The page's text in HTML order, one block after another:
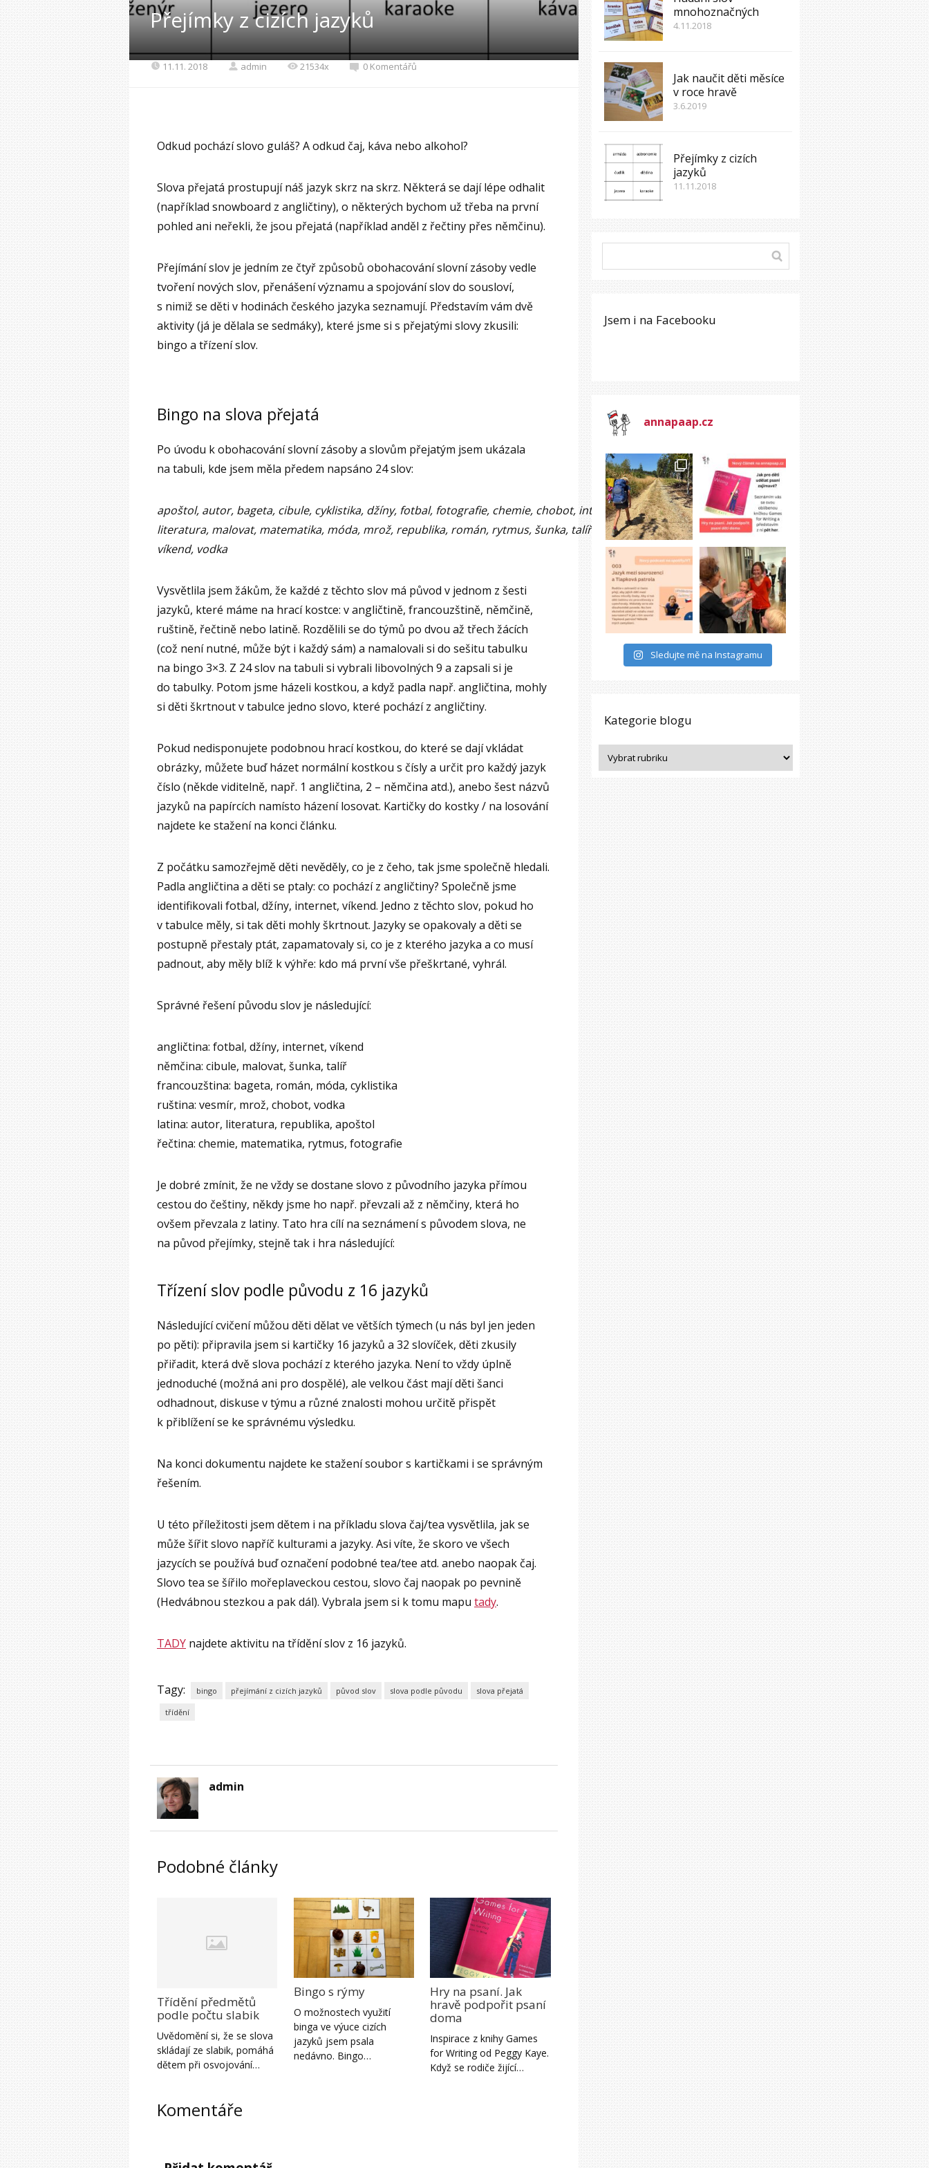
Přejímky z cizích jazyků
11.11. 2018 admin 21534x 0 Komentářů
Odkud pochází slovo guláš? A odkud čaj, káva nebo alkohol?
Slova přejatá prostupují náš jazyk skrz na skrz. Některá se dají lépe odhalit
(například snowboard z angličtiny), o některých bychom už třeba na první
pohled ani neřekli, že jsou přejatá (například anděl z řečtiny přes němčinu).
Přejímání slov je jedním ze čtyř způsobů obohacování slovní zásoby vedle
tvoření nových slov, přenášení významu a spojování slov do sousloví,
s nimiž se děti v hodinách českého jazyka seznamují. Představím vám dvě
aktivity (já je dělala se sedmáky), které jsme si s přejatými slovy zkusili:
bingo a třízení slov.
Bingo na slova přejatá
Po úvodu k obohacování slovní zásoby a slovům přejatým jsem ukázala
na tabuli, kde jsem měla předem napsáno 24 slov:
apoštol, autor, bageta, cibule, cyklistika, džíny, fotbal, fotografie, chemie, chobot, internet,
literatura, malovat, matematika, móda, mrož, republika, román, rytmus, šunka, talíř, vesmír,
víkend, vodka
Vysvětlila jsem žákům, že každé z těchto slov má původ v jednom z šesti
jazyků, které máme na hrací kostce: v angličtině, francouzštině, němčině,
ruštině, řečtině nebo latině. Rozdělili se do týmů po dvou až třech žácích
(což není nutné, může být i každý sám) a namalovali si do sešitu tabulku
na bingo 3×3. Z 24 slov na tabuli si vybrali libovolných 9 a zapsali si je
do tabulky. Potom jsme házeli kostkou, a když padla např. angličtina, mohly
si děti škrtnout v tabulce jedno slovo, které pochází z angličtiny.
Pokud nedisponujete podobnou hrací kostkou, do které se dají vkládat
obrázky, můžete buď házet normální kostkou s čísly a určit pro každý jazyk
číslo (někde viditelně, např. 1 angličtina, 2 – němčina atd.), anebo šest názvů
jazyků na papírcích namísto házení losovat. Kartičky do kostky / na losování
najdete ke stažení na konci článku.
Z počátku samozřejmě děti nevěděly, co je z čeho, tak jsme společně hledali.
Padla angličtina a děti se ptaly: co pochází z angličtiny? Společně jsme
identifikovali fotbal, džíny, internet, víkend. Jedno z těchto slov, pokud ho
v tabulce měly, si tak děti mohly škrtnout. Jazyky se opakovaly a děti se
postupně přestaly ptát, zapamatovaly si, co je z kterého jazyka a co musí
padnout, aby měly blíž k výhře: kdo má první vše přeškrtané, vyhrál.
Správné řešení původu slov je následující:
angličtina: fotbal, džíny, internet, víkend
němčina: cibule, malovat, šunka, talíř
francouzština: bageta, román, móda, cyklistika
ruština: vesmír, mrož, chobot, vodka
latina: autor, literatura, republika, apoštol
řečtina: chemie, matematika, rytmus, fotografie
Je dobré zmínit, že ne vždy se dostane slovo z původního jazyka přímou
cestou do češtiny, někdy jsme ho např. převzali až z němčiny, která ho
ovšem převzala z latiny. Tato hra cílí na seznámení s původem slova, ne
na původ přejímky, stejně tak i hra následující:
Třízení slov podle původu z 16 jazyků
Následující cvičení můžou děti dělat ve větších týmech (u nás byl jen jeden
po pěti): připravila jsem si kartičky 16 jazyků a 32 slovíček, děti zkusily
přiřadit, která dvě slova pochází z kterého jazyka. Není to vždy úplně
jednoduché (možná ani pro dospělé), ale velkou část mají děti šanci
odhadnout, diskuse v týmu a různé znalosti mohou určitě přispět
k přiblížení se ke správnému výsledku.
Na konci dokumentu najdete ke stažení soubor s kartičkami i se správným
řešením.
U této příležitosti jsem dětem i na příkladu slova čaj/tea vysvětlila, jak se
může šířit slovo napříč kulturami a jazyky. Asi víte, že skoro ve všech
jazycích se používá buď označení podobné tea/tee atd. anebo naopak čaj.
Slovo tea se šířilo mořeplaveckou cestou, slovo čaj naopak po pevnině
(Hedvábnou stezkou a pak dál). Vybrala jsem si k tomu mapu tady.
TADY najdete aktivitu na třídění slov z 16 jazyků.
Tagy: bingo přejímání z cizích jazyků původ slov slova podle původu slova přejatá
třídění
admin
Podobné články
Třídění předmětů
podle počtu slabik
Uvědomění si, že se slova
skládají ze slabik, pomáhá
dětem při osvojování…
Bingo s rýmy
O možnostech využití
binga ve výuce cizích
jazyků jsem psala
nedávno. Bingo…
Hry na psaní. Jak
hravě podpořit psaní
doma
Inspirace z knihy Games
for Writing od Peggy Kaye.
Když se rodiče žijící…
Komentáře
mnohoznačných
4.11.2018
Jak naučit děti měsíce
v roce hravě
3.6.2019
Přejímky z cizích
jazyků
11.11.2018
Jsem i na Facebooku
annapaap.cz
Sledujte mě na Instagramu
Kategorie blogu